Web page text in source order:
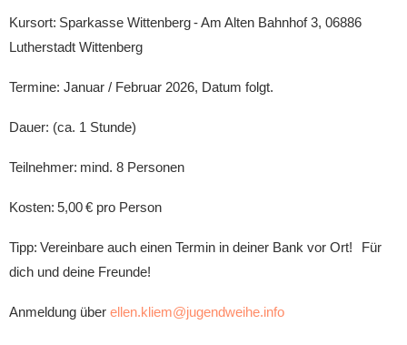
Kursort: Sparkasse Wittenberg - Am Alten Bahnhof 3, 06886
Lutherstadt Wittenberg
Termine: Januar / Februar 2026, Datum folgt.
Dauer: (ca. 1 Stunde)
Teilnehmer: mind. 8 Personen
Kosten: 5,00 € pro Person
Tipp: Vereinbare auch einen Termin in deiner Bank vor Ort! Für
dich und deine Freunde!
Anmeldung über ellen.kliem@jugendweihe.info